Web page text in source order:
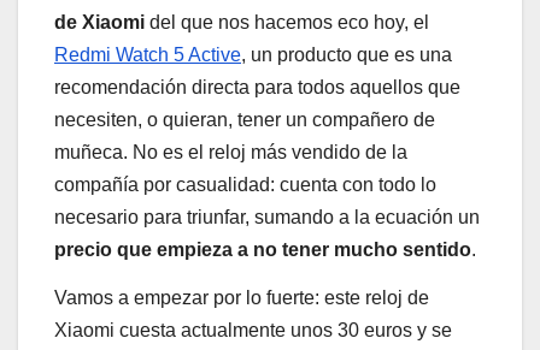
de Xiaomi del que nos hacemos eco hoy, el
Redmi Watch 5 Active, un producto que es una
recomendación directa para todos aquellos que
necesiten, o quieran, tener un compañero de
muñeca. No es el reloj más vendido de la
compañía por casualidad: cuenta con todo lo
necesario para triunfar, sumando a la ecuación un
precio que empieza a no tener mucho sentido.
Vamos a empezar por lo fuerte: este reloj de
Xiaomi cuesta actualmente unos 30 euros y se